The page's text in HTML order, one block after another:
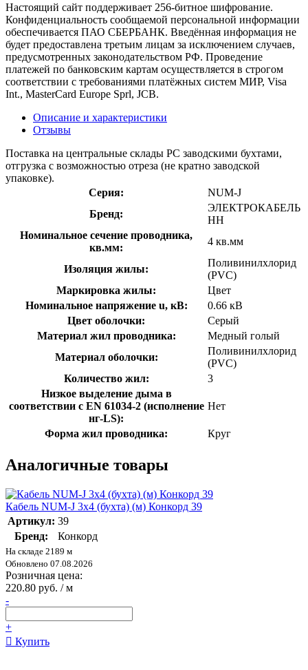
Настоящий сайт поддерживает 256-битное шифрование.
Конфиденциальность сообщаемой персональной информации
обеспечивается ПАО СБЕРБАНК. Введённая информация не
будет предоставлена третьим лицам за исключением случаев,
предусмотренных законодательством РФ. Проведение
платежей по банковским картам осуществляется в строгом
соответствии с требованиями платёжных систем МИР, Visa
Int., MasterCard Europe Sprl, JCB.
Описание и характеристики
Отзывы
Поставка на центральные склады РС заводскими бухтами,
отгрузка с возможностью отреза (не кратно заводской
упаковке).
Серия:
NUM-J
Бренд:
ЭЛЕКТРОКАБЕЛЬ
НН
Номинальное сечение проводника,
кв.мм:
4 кв.мм
Изоляция жилы:
Поливинилхлорид
(PVC)
Маркировка жилы:
Цвет
Номинальное напряжение u, кВ:
0.66 кВ
Цвет оболочки:
Серый
Материал жил проводника:
Медный голый
Материал оболочки:
Поливинилхлорид
(PVC)
Количество жил:
3
Низкое выделение дыма в
соответствии с EN 61034-2 (исполнение
нг-LS):
Нет
Форма жил проводника: Круг
Аналогичные товары
Кабель NUM-J 3х4 (бухта) (м) Конкорд 39
Артикул: 39
Бренд:
Конкорд
На складе 2189 м
Обновлено 07.08.2026
Розничная цена:
220.80 руб. / м
-
+
Купить